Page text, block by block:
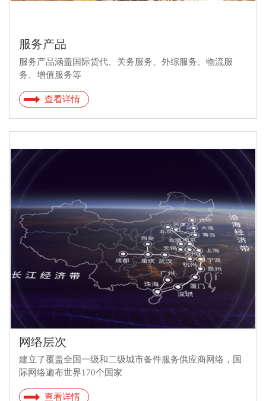
服务产品
服务产品涵盖国际货代、关务服务、外综服务、物流服
务、增值服务等
查看详情
网络层次
建立了覆盖全国一级和二级城市备件服务供应商网络，国
际网络遍布世界170个国家
查看详情